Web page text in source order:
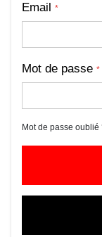
Email
Mot de passe
Mot de passe oublié